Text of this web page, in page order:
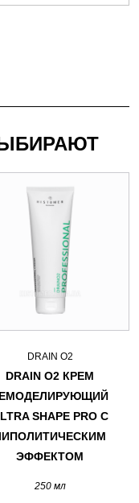
DRAIN O2
DRAIN O2 КРЕМ
SHAPE PRO С
ЭФФЕКТОМ
250 мл